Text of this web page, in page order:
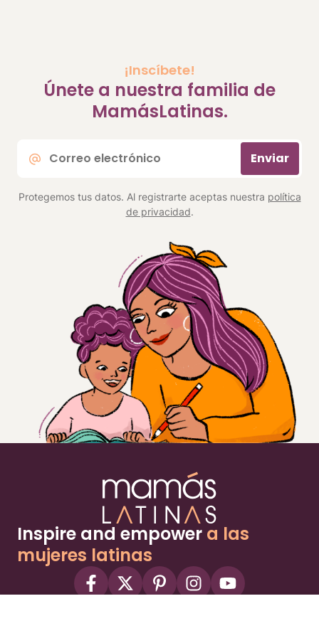
¡Inscíbete!
Únete a nuestra familia de
MamásLatinas.
electrónico
Enviar
Protegemos tus datos. Al registrarte aceptas nuestra política
de privacidad.
Inspire and empower a las
mujeres latinas